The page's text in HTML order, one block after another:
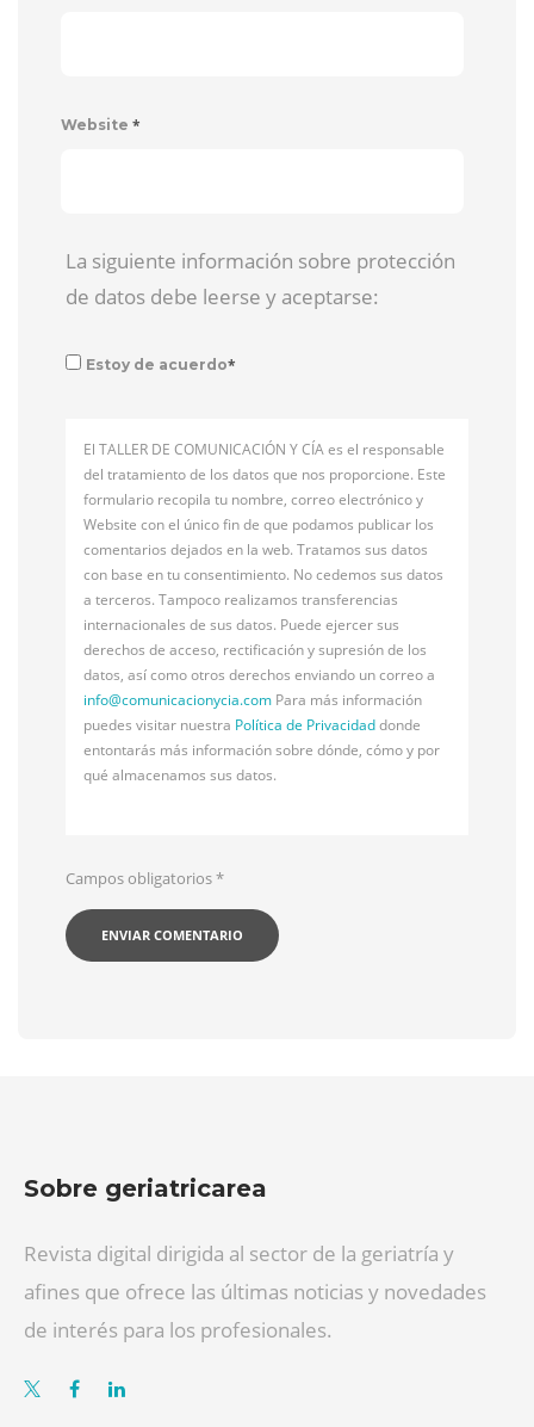
Website *
La siguiente información sobre protección
de datos debe leerse y aceptarse:
Estoy de acuerdo*
El TALLER DE COMUNICACIÓN Y CÍA es el responsable
del tratamiento de los datos que nos proporcione. Este
formulario recopila tu nombre, correo electrónico y
Website con el único fin de que podamos publicar los
comentarios dejados en la web. Tratamos sus datos
con base en tu consentimiento. No cedemos sus datos
a terceros. Tampoco realizamos transferencias
internacionales de sus datos. Puede ejercer sus
derechos de acceso, rectificación y supresión de los
datos, así como otros derechos enviando un correo a
info@comunicacionycia.com Para más información
puedes visitar nuestra Política de Privacidaddonde
entontarás más información sobre dónde, cómo y por
qué almacenamos sus datos.
Campos obligatorios*
Sobre geriatricarea
Revista digital dirigida al sector de la geriatría y
afines que ofrece las últimas noticias y novedades
de interés para los profesionales.